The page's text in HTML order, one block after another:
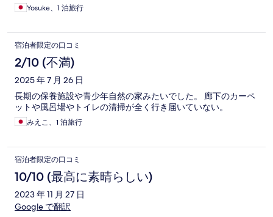
Yosuke、1 泊旅行
宿泊者限定の口コミ
2/10 (不満)
2025 年 7 月 26 日
長期の保養施設や青少年自然の家みたいでした。 廊下のカーペ
ットや風呂場やトイレの清掃が全く行き届いていない。
みえこ、1 泊旅行
宿泊者限定の口コミ
10/10 (最高に素晴らしい)
2023 年 11 月 27 日
Google で翻訳